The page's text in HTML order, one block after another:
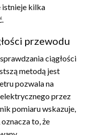
istnieje kilka
przewodu
ciągłości
metodą jest
pozwala na
przez
pomiaru wskazuje,
to, że